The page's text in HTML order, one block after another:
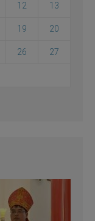
12 13
19 20
26 27